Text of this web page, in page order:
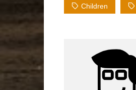
Children